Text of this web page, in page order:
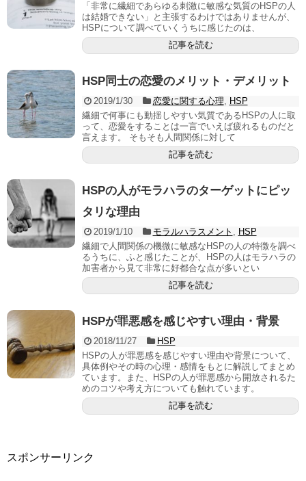
「非常に繊細であらゆる刺激に敏感な気質のHSPの人
は結婚できない」と主張するわけではありませんが、
HSPについて調べていくうちに感じたのは、
記事を読む
HSP同士の恋愛のメリット・デメリット
2019/1/30 恋愛に関する心理, HSP
繊細で何事にも動揺しやすい気質であるHSPの人に取
って、恋愛をすることは一言でいえば疲れるものだと
言えます。 そもそも人間関係に対して
記事を読む
HSPの人がモラハラのターゲットにピッ
タリな理由
2019/1/10 モラルハラスメント , HSP
繊細で人間関係の機微に敏感なHSPの人の特徴を調べ
るうちに、ふと感じたことが、HSPの人はモラハラの
加害者から見て非常に好都合な点が多いとい
記事を読む
HSPが罪悪感を感じやすい理由・背景
2018/11/27
HSP
HSPの人が罪悪感を感じやすい理由や背景について、
具体例やその時の心理・感情をもとに解説してまとめ
ています。また、HSPの人が罪悪感から開放されるた
めのコツや考え方についても触れています。
記事を読む
スポンサーリンク